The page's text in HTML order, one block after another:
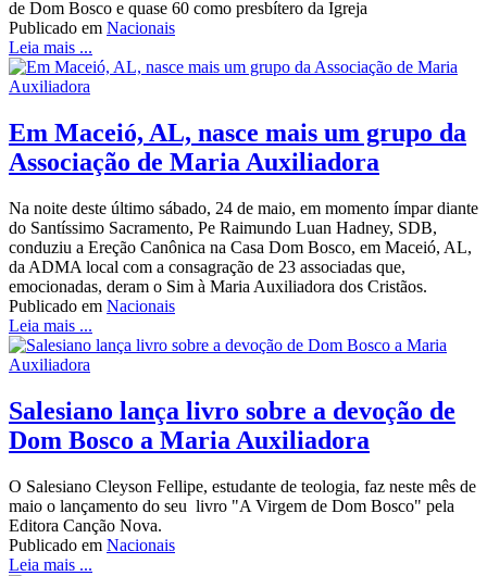
de Dom Bosco e quase 60 como presbítero da Igreja
Publicado em Nacionais
Leia mais ...
Em Maceió, AL, nasce mais um grupo da
Associação de Maria Auxiliadora
Na noite deste último sábado, 24 de maio, em momento ímpar diante
do Santíssimo Sacramento, Pe Raimundo Luan Hadney, SDB,
conduziu a Ereção Canônica na Casa Dom Bosco, em Maceió, AL,
da ADMA local com a consagração de 23 associadas que,
emocionadas, deram o Sim à Maria Auxiliadora dos Cristãos.
Publicado em Nacionais
Leia mais ...
Salesiano lança livro sobre a devoção de
Dom Bosco a Maria Auxiliadora
O Salesiano Cleyson Fellipe, estudante de teologia, faz neste mês de
maio o lançamento do seu livro "A Virgem de Dom Bosco" pela
Editora Canção Nova.
Publicado em Nacionais
Leia mais ...